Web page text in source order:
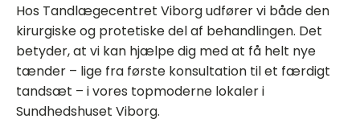
Hos Tandlægecentret Viborg udfører vi både den
kirurgiske og protetiske del af behandlingen. Det
betyder, at vi kan hjælpe dig med at få helt nye
tænder – lige fra første konsultation til et færdigt
tandsæt – i vores topmoderne lokaler i
Sundhedshuset Viborg.